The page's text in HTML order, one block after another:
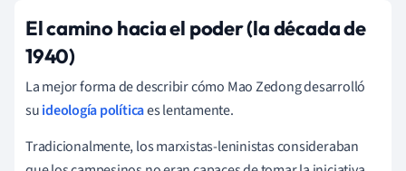
El camino hacia el poder (la década de
1940)
La mejor forma de describir cómo Mao Zedong desarrolló
suideología políticaes lentamente.
Tradicionalmente, los marxistas-leninistas consideraban